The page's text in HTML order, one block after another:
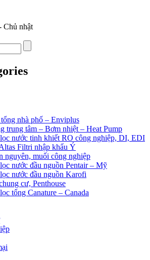
Chủ nhật
nhà phố – Enviplus
trung tâm – Bơm nhiệt – Heat Pump
nước tinh khiết RO công nghiệp, DI, EDI
Filtri nhập khẩu Ý
nguyên, muối công nghiệp
nước đầu nguồn Pentair – Mỹ
nước đầu nguồn Karofi
cư, Penthouse
tổng Canature – Canada